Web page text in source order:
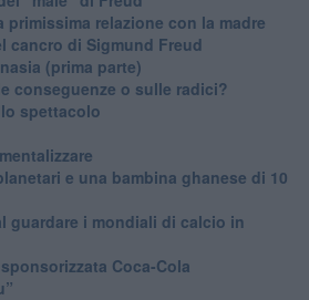
primissima relazione con la madre
cancro di Sigmund Freud
(prima parte)
conseguenze o sulle radici?
spettacolo
e una bambina ghanese di 10
guardare i mondiali di calcio in
Coca-Cola